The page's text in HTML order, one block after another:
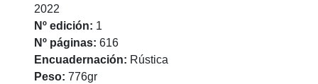
2022
Nº edición: 1
Nº páginas: 616
Encuadernación: Rústica
Peso: 776gr